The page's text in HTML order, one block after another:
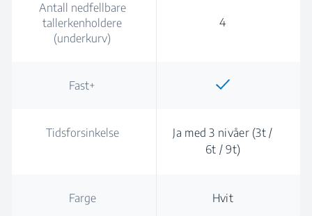
Antall nedfellbare
tallerkenholdere
(underkurv)
4
Fast+
Tidsforsinkelse
Ja med 3 nivåer (3t /
6t / 9t)
Farge Hvit